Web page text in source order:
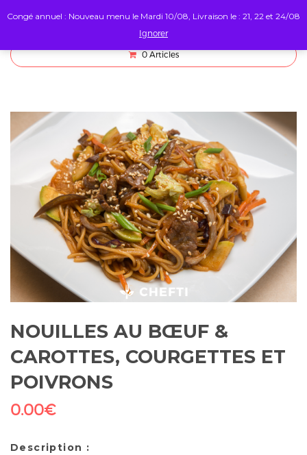
0 Articles
NOUILLES AU BŒUF &
CAROTTES, COURGETTES ET
POIVRONS
0.00€
Description :
Congé annuel : Nouveau menu le Mardi 10/08, Livraison le : 21, 22 et 24/08
Ignorer